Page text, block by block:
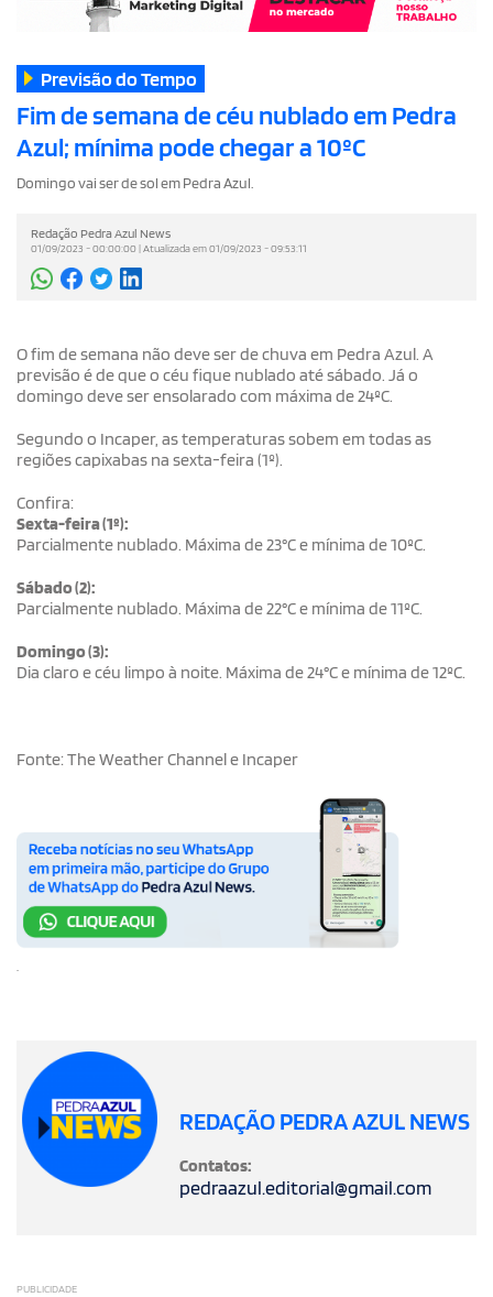
Previsão do Tempo
Fim de semana de céu nublado em Pedra
Azul; mínima pode chegar a 10ºC
Domingo vai ser de sol em Pedra Azul.
Redação Pedra Azul News
01/09/2023 - 00:00:00 | Atualizada em 01/09/2023 - 09:53:11
O fim de semana não deve ser de chuva em Pedra Azul. A
previsão é de que o céu fique nublado até sábado. Já o
domingo deve ser ensolarado com máxima de 24ºC.
Segundo o Incaper, as temperaturas sobem em todas as
regiões capixabas na sexta-feira (1º).
Confira:
Sexta-feira (1º):
Parcialmente nublado. Máxima de 23°C e mínima de 10ºC.
Sábado (2):
Parcialmente nublado. Máxima de 22°C e mínima de 11ºC.
Domingo (3):
Dia claro e céu limpo à noite. Máxima de 24°C e mínima de 12ºC.
Fonte: The Weather Channel e Incaper
.
REDAÇÃO PEDRA AZUL NEWS
Contatos:
pedraazul.editorial@gmail.com
PUBLICIDADE